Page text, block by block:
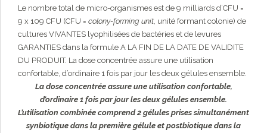
Le nombre total de micro-organismes est de 9 milliards d’CFU =
9 x 109 CFU (CFU = colony-forming unit , unité formant colonie) de
cultures VIVANTES lyophilisées de bactéries et de levures
GARANTIES dans la formule A LA FIN DE LA DATE DE VALIDITE
DU PRODUIT. La dose concentrée assure une utilisation
confortable, d’ordinaire 1 fois par jour les deux gélules ensemble.
La dose concentrée assure une utilisation confortable,
d’ordinaire 1 fois par jour les deux gélules ensemble.
L’utilisation combinée comprend 2 gélules prises simultanément
synbiotique dans la première gélule et postbiotique dans la